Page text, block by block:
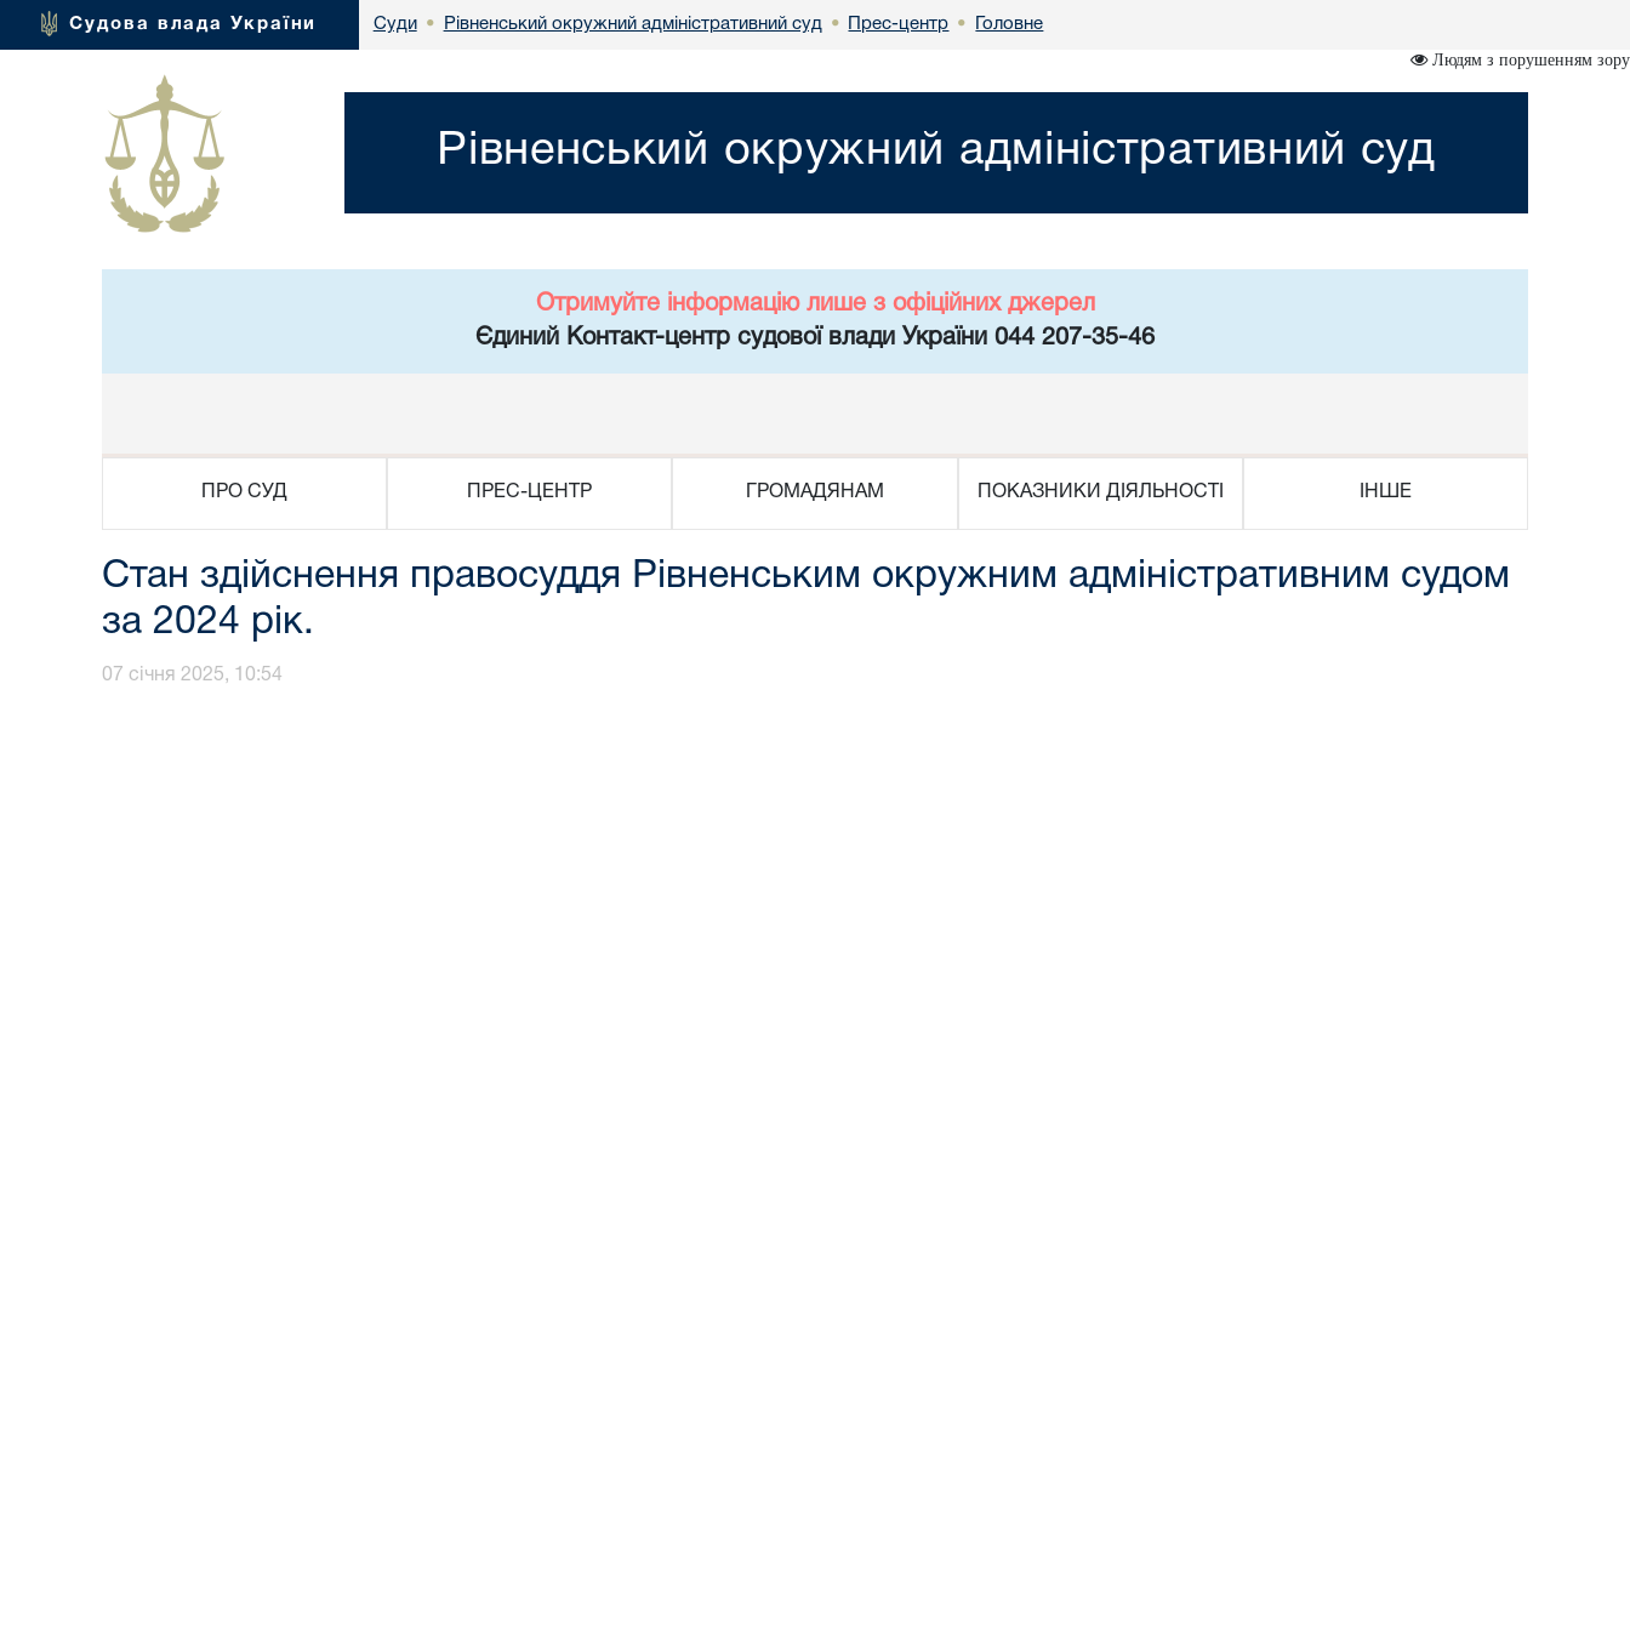
Судова влада України Суди • Рівненський окружний адміністративний суд • Прес-центр • Головне
Людям з порушенням зору
Рівненський окружний адміністративний суд
Отримуйте інформацію лише з офіційних джерел
Єдиний Контакт-центр судової влади України 044 207-35-46
ПРО СУД ПРЕС-ЦЕНТР ГРОМАДЯНАМ ПОКАЗНИКИ ДІЯЛЬНОСТІ ІНШЕ
Стан здійснення правосуддя Рівненським окружним адміністративним судом
за 2024 рік.
07 січня 2025, 10:54